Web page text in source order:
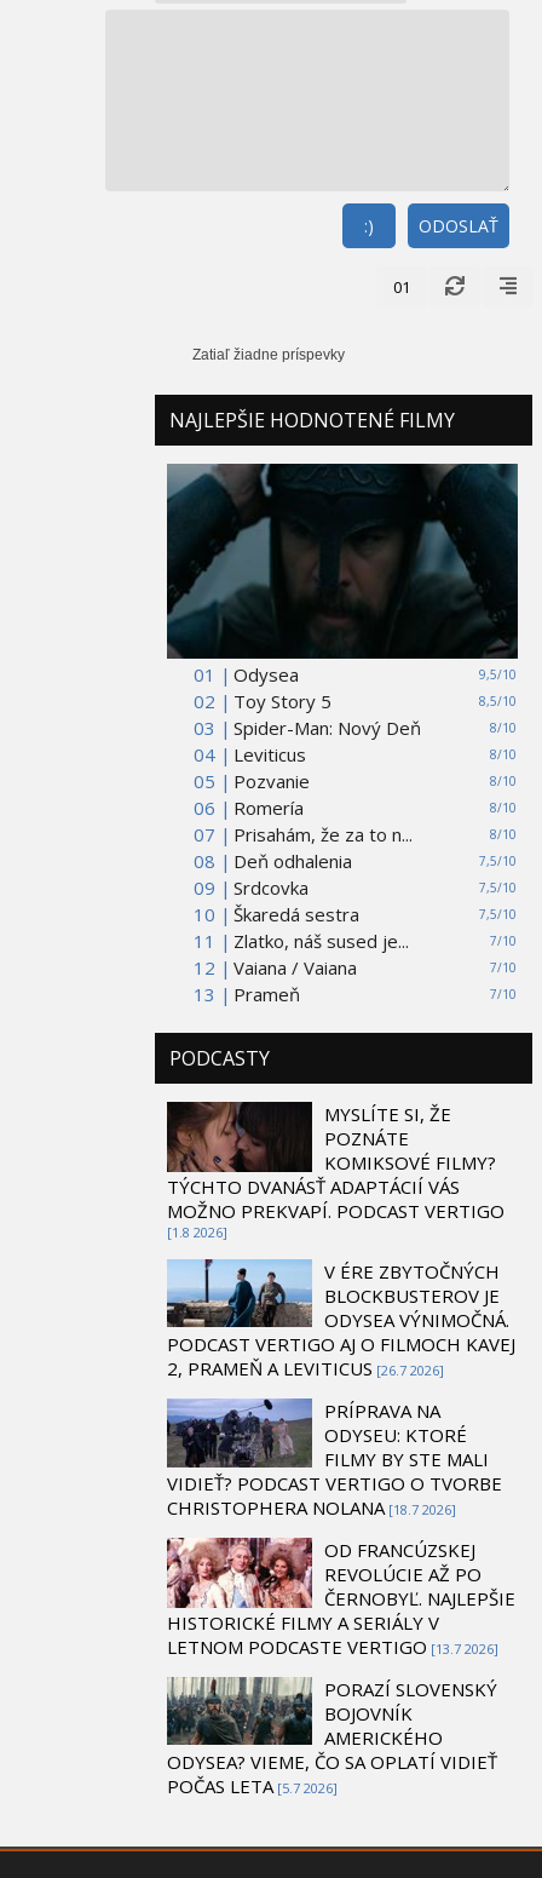
ODOSLAŤ
:)
01
Zatiaľ žiadne príspevky
NAJLEPŠIE HODNOTENÉ FILMY
01 | 9,5/10
Odysea
02 |
8,5/10
Toy Story 5
03 |
8/10
Spider-Man: Nový Deň
04 |
8/10
Leviticus
05 |
8/10
Pozvanie
06 |
8/10
Romería
07 |
8/10
Prisahám, že za to n...
08 |
7,5/10
Deň odhalenia
09 |
7,5/10
Srdcovka
10 |
7,5/10
Škaredá sestra
11 |
7/10
Zlatko, náš sused je...
12 |
7/10
Vaiana / Vaiana
13 |
7/10
Prameň
PODCASTY
MYSLÍTE SI, ŽE
POZNÁTE
KOMIKSOVÉ FILMY?
TÝCHTO DVANÁSŤ ADAPTÁCIÍ VÁS
MOŽNO PREKVAPÍ. PODCAST VERTIGO
[1.8 2026]
V ÉRE ZBYTOČNÝCH
BLOCKBUSTEROV JE
ODYSEA VÝNIMOČNÁ.
PODCAST VERTIGO AJ O FILMOCH KAVEJ
2, PRAMEŇ A LEVITICUS [26.7 2026]
PRÍPRAVA NA
ODYSEU: KTORÉ
FILMY BY STE MALI
VIDIEŤ? PODCAST VERTIGO O TVORBE
CHRISTOPHERA NOLANA [18.7 2026]
OD FRANCÚZSKEJ
REVOLÚCIE AŽ PO
ČERNOBYĽ. NAJLEPŠIE
HISTORICKÉ FILMY A SERIÁLY V
LETNOM PODCASTE VERTIGO [13.7 2026]
PORAZÍ SLOVENSKÝ
BOJOVNÍK
AMERICKÉHO
ODYSEA? VIEME, ČO SA OPLATÍ VIDIEŤ
POČAS LETA [5.7 2026]